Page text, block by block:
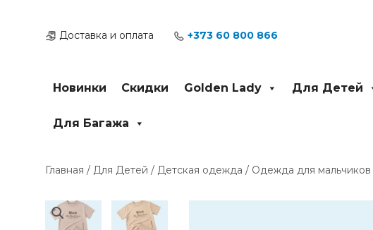
содержимомуДоставка и оплата +373 60 800 866
Новинки Скидки Golden Lady Для Детей
Для Багажа
Главная / Для Детей / Детская одежда / Одежда для мальчиков